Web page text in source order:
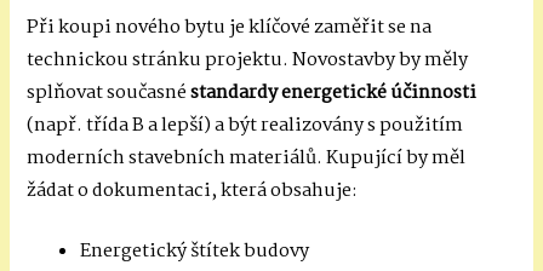
Při koupi nového bytu je klíčové zaměřit se na
technickou stránku projektu. Novostavby by měly
splňovat současnéstandardy energetické účinnosti
(např. třída B a lepší) a být realizovány s použitím
moderních stavebních materiálů. Kupující by měl
žádat o dokumentaci, která obsahuje:
Energetický štítek budovy